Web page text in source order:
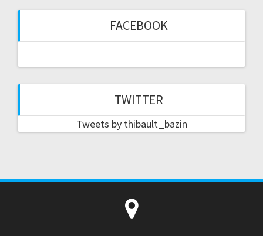
FACEBOOK
TWITTER
Tweets by thibault_bazin